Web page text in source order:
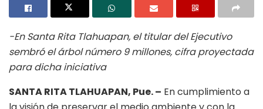
-En Santa Rita Tlahuapan, el titular del Ejecutivo
sembró el árbol número 9 millones, cifra proyectada
para dicha iniciativa
SANTA RITA TLAHUAPAN, Pue. – En cumplimiento a